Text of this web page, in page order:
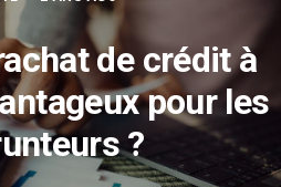
de crédit à
pour les
?